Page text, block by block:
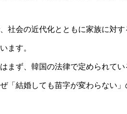
社会の近代化とともに家族に対
ます。
まず、韓国の法律で定められて
「結婚しても苗字が変わらない